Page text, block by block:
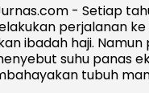
- Setiap
perjalanan ke
ibadah haji. Namun
suhu panas
tubuh